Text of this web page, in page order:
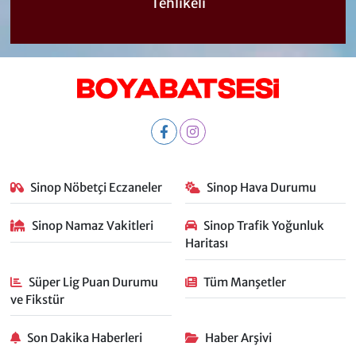
Sinop Nöbetçi Eczaneler Sinop Hava Durumu
Sinop Namaz Vakitleri
Sinop Trafik Yoğunluk
Haritası
Süper Lig Puan Durumu
ve Fikstür
Tüm Manşetler
Son Dakika Haberleri Haber Arşivi